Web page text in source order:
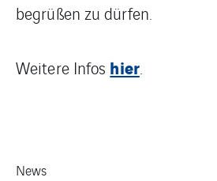
begrüßen zu dürfen.
Weitere Infos hier.
News